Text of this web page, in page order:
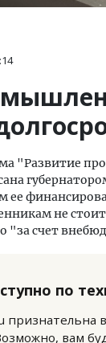
"Развитие
не
"за счет
по
признательна
вам